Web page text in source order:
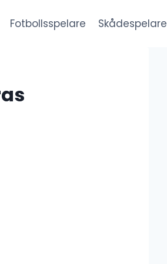
Fotbollsspelare Skådespelare